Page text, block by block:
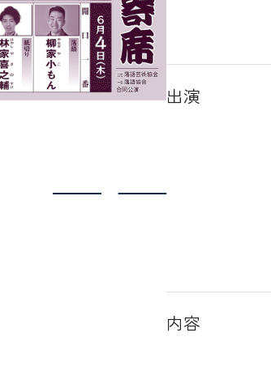
Previous Next
出演
内容